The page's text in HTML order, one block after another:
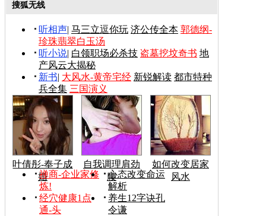
搜狐无线
听相声 马三立逗你玩 济公传全本 郭德纲-
珍珠翡翠白玉汤
听小说 白领职场必杀技 盗墓挖坟奇书 地
产风云大揭秘
新书 大风水-黄帝宅经 新锐解读 都市特种
兵全集 三国演义
叶倩彤-奉子成
婚
自我调理肩劲
腰
如何改变居家
风水
禅商-企业家修
炼!
心态改变命运
解析
经穴健康1点
通-头
养生12字诀孔
令谦